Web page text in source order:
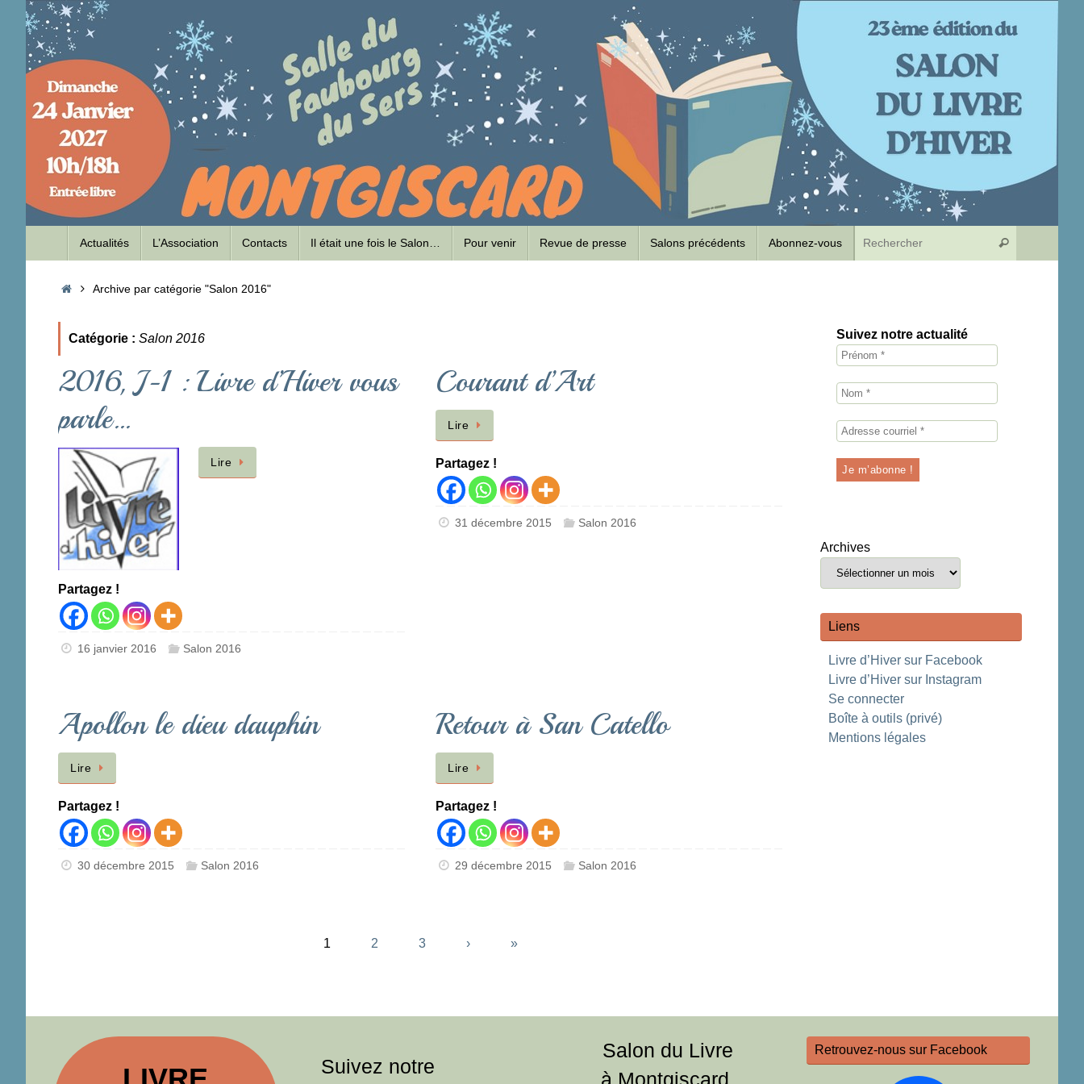
Passer
contenu
Actualités L’Association Contacts Il était une fois le Salon… Pour venir Revue de presse Salons précédents Abonnez-vous Rechercher
Accueil
Archive par catégorie "Salon 2016"
Catégorie : Salon 2016
2016, J-1 : Livre d’Hiver vous
parle…
Lire
Partagez !
16 janvier 2016 Salon 2016
Courant d’Art
Lire
Partagez !
31 décembre 2015 Salon 2016
Apollon le dieu dauphin
Lire
Partagez !
30 décembre 2015 Salon 2016
Retour à San Catello
Lire
Partagez !
29 décembre 2015 Salon 2016
1 2 3 › »
Suivez notre actualité
Archives
Liens
Livre d’Hiver sur Facebook
Livre d’Hiver sur Instagram
Se connecter
Boîte à outils (privé)
Mentions légales
Suivez notre
Salon du Livre
à Montgiscard,
Retrouvez-nous sur Facebook